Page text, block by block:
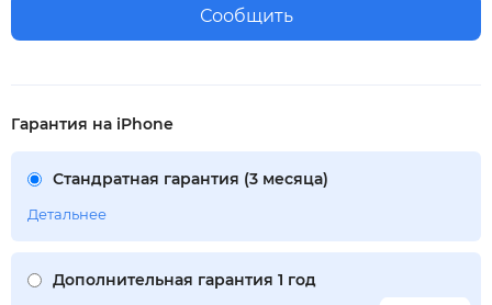
Сообщить
Гарантия на iPhone
Стандратная гарантия (3 месяца)
Детальнее
Дополнительная гарантия 1 год